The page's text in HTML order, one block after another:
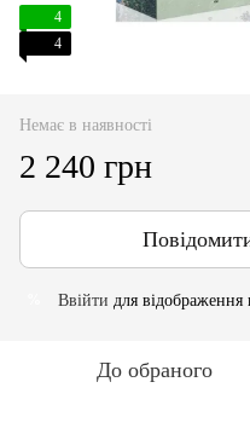
4
4
Немає в наявності
2 240 грн
Ввійти для
До обраного